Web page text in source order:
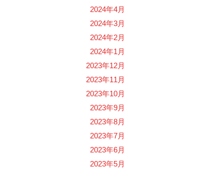
2024年4月
2024年3月
2024年2月
2024年1月
2023年12月
2023年11月
2023年10月
2023年9月
2023年8月
2023年7月
2023年6月
2023年5月